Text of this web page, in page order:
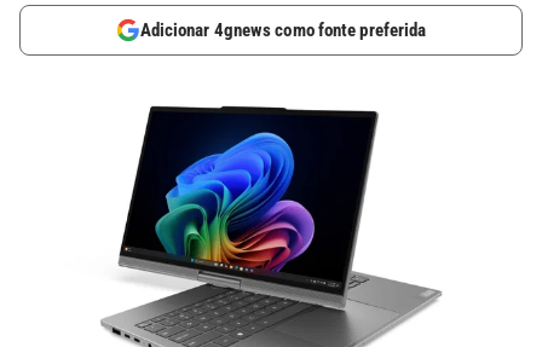
Adicionar 4gnews como fonte preferida